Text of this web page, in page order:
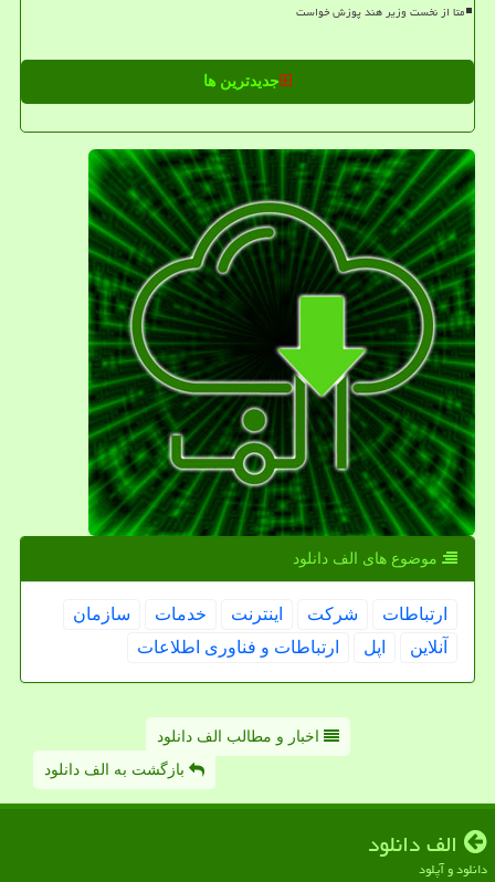
متا از نخست وزیر هند پوزش خواست
جدیدترین ها
موضوع های الف دانلود
ارتباطات شركت اینترنت خدمات
سازمان
آنلاین
اپل ارتباطات و فناوری اطلاعات
اخبار و مطالب الف دانلود
بازگشت به الف دانلود
الف دانلود
دانلود و آپلود